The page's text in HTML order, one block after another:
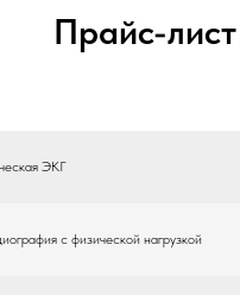
Прайс-лист
ЭКГ
с физической нагрузкой